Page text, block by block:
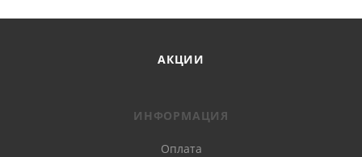
АКЦИИ
ИНФОРМАЦИЯ
Оплата